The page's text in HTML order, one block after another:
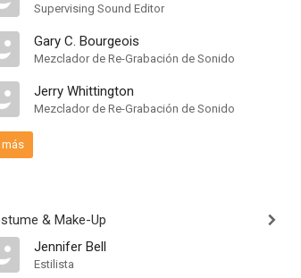
Supervising Sound Editor
Gary C. Bourgeois
Mezclador de Re-Grabación de Sonido
Jerry Whittington
Mezclador de Re-Grabación de Sonido
más
& Make-Up
Jennifer Bell
Estilista